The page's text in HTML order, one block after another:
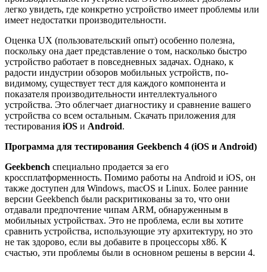
легко увидеть, где конкретно устройство имеет проблемы или
имеет недостатки производительности.
Оценка UX (пользовательский опыт) особенно полезна,
поскольку она дает представление о том, насколько быстро
устройство работает в повседневных задачах. Однако, к
радости индустрии обзоров мобильных устройств, по-
видимому, существует тест для каждого компонента и
показателя производительности интеллектуального
устройства. Это облегчает диагностику и сравнение вашего
устройства со всем остальным. Скачать приложения для
тестирования iOS и Android.
Программа для тестирования Geekbench 4 (iOS и Android)
Geekbench специально продается за его
кроссплатформенность. Помимо работы на Android и iOS, он
также доступен для Windows, macOS и Linux. Более ранние
версии Geekbench были раскритикованы за то, что они
отдавали предпочтение чипам ARM, обнаруженным в
мобильных устройствах. Это не проблема, если вы хотите
сравнить устройства, использующие эту архитектуру, но это
не так здорово, если вы добавите в процессоры x86. К
счастью, эти проблемы были в основном решены в версии 4.